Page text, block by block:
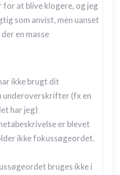
at blive klogere, og jeg
som anvist, men uanset
en masse
ikke brugt dit
underoverskrifter (fx en
har jeg)
er blevet
ikke fokussøgeordet.
bruges ikke i